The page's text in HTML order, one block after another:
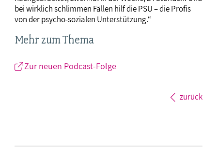
bei wirklich schlimmen Fällen hilf die PSU – die Profis
von der psycho-sozialen Unterstützung.“
Mehr zum Thema
Zur neuen Podcast-Folge
zurück